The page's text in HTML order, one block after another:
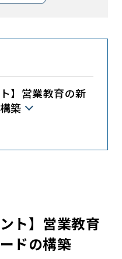
】営業教育の新
築
ト】営業教育
ドの構築